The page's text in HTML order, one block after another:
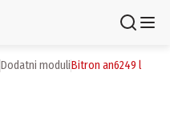
Registruj se
dodatni moduli bitron an6249 l